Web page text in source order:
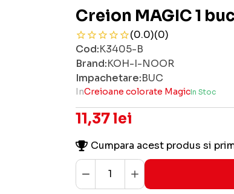
Creion MAGIC 1
(0.0)(0)
Cod:K3405-B
Brand:KOH-I-NOOR
Impachetare:BUC
InCreioane colorate MagicIn Stoc
11,37 lei
Cumpara acest produs si